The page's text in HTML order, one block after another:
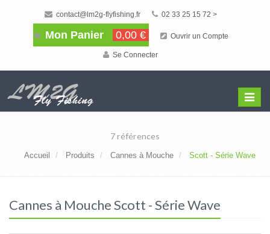
contact@lm2g-flyfishing.fr 02 33 25 15 72 >
Mon Panier 0,00 € Ouvrir un Compte
Se Connecter
Menu
7 références
Accueil Produits Cannes à Mouche Scott - Série Wave
Cannes à Mouche Scott - Série Wave